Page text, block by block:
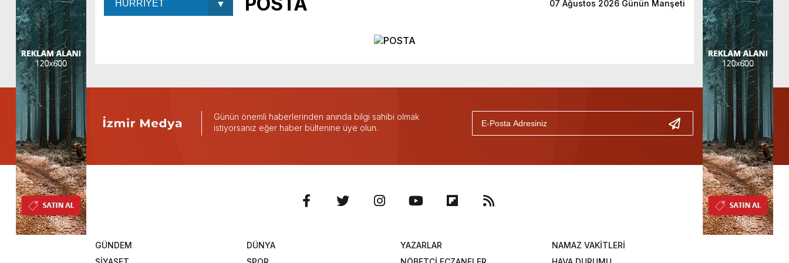
07 Ağustos 2026 Günün Manşeti
Günün önemli haberlerinden anında bilgi sahibi olmak
istiyorsanız eğer haber bültenine üye olun.
GÜNDEM
DÜNYA
YAZARLAR
NAMAZ VAKİTLERİ